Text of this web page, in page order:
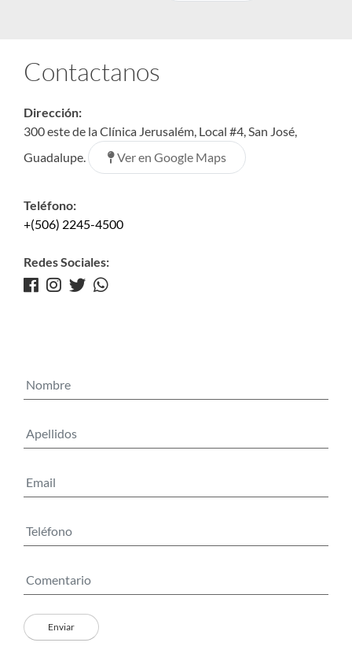
Contactanos
Dirección:
300 este de la Clínica Jerusalém, Local #4, San José,
Guadalupe.
Ver en Google Maps
Teléfono:
+(506) 2245-4500
Redes Sociales: